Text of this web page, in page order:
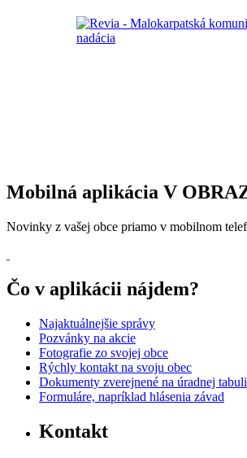
Mobilná aplikácia V
Novinky z vašej obce priamo v mobilnom
Čo v aplikácii nájdem?
Najaktuálnejšie správy
Pozvánky na akcie
Fotografie zo svojej obce
Rýchly kontakt na svoju obec
Dokumenty zverejnené na úradnej tabuli
Formuláre, napríklad hlásenia závad
Kontakt